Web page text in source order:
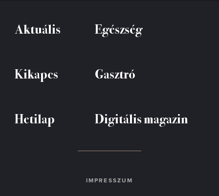
Aktuális Egészség
Kikapcs Gasztró
Hetilap Digitális magazin
IMPRESSZUM